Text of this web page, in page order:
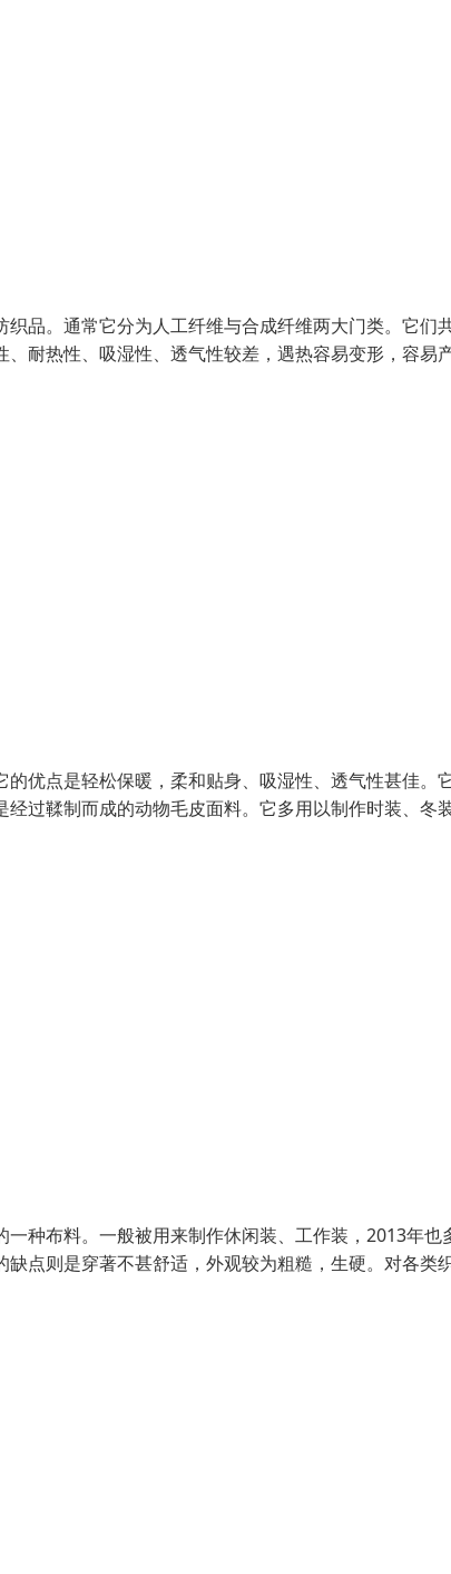
品。通常它分为人工纤维与合成纤维两大门类。它们
耐热性、吸湿性、透气性较差，遇热容易变形，容易
优点是轻松保暖，柔和贴身、吸湿性、透气性甚佳。
过鞣制而成的动物毛皮面料。它多用以制作时装、冬
种布料。一般被用来制作休闲装、工作装，2013年也
点则是穿著不甚舒适，外观较为粗糙，生硬。对各类